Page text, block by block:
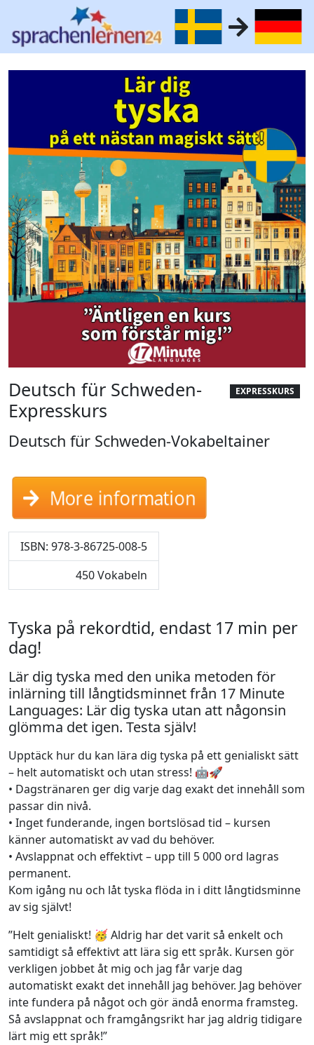
EXPRESSKURS
Deutsch für Schweden-
Expresskurs
Deutsch für Schweden-Vokabeltainer
More information
ISBN: 978-3-86725-008-5
450 Vokabeln
Tyska på rekordtid, endast 17 min per
dag!
Lär dig tyska med den unika metoden för
inlärning till långtidsminnet från 17 Minute
Languages: Lär dig tyska utan att någonsin
glömma det igen. Testa själv!
Upptäck hur du kan lära dig tyska på ett genialiskt sätt
– helt automatiskt och utan stress! 🤖🚀
• Dagstränaren ger dig varje dag exakt det innehåll som
passar din nivå.
• Inget funderande, ingen bortslösad tid – kursen
känner automatiskt av vad du behöver.
• Avslappnat och effektivt – upp till 5 000 ord lagras
permanent.
Kom igång nu och låt tyska flöda in i ditt långtidsminne
av sig självt!
”Helt genialiskt! 🥳 Aldrig har det varit så enkelt och
samtidigt så effektivt att lära sig ett språk. Kursen gör
verkligen jobbet åt mig och jag får varje dag
automatiskt exakt det innehåll jag behöver. Jag behöver
inte fundera på något och gör ändå enorma framsteg.
Så avslappnat och framgångsrikt har jag aldrig tidigare
lärt mig ett språk!”